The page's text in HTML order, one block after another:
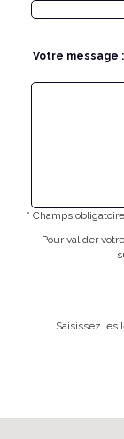
Votre message :
* Champs
Pour valider
Saisissez les